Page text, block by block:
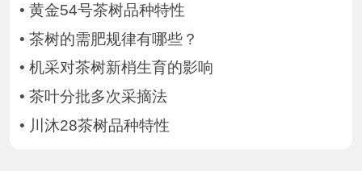
• 黄金54号茶树品种特性
• 茶树的需肥规律有哪些？
• 机采对茶树新梢生育的影响
• 茶叶分批多次采摘法
• 川沐28茶树品种特性